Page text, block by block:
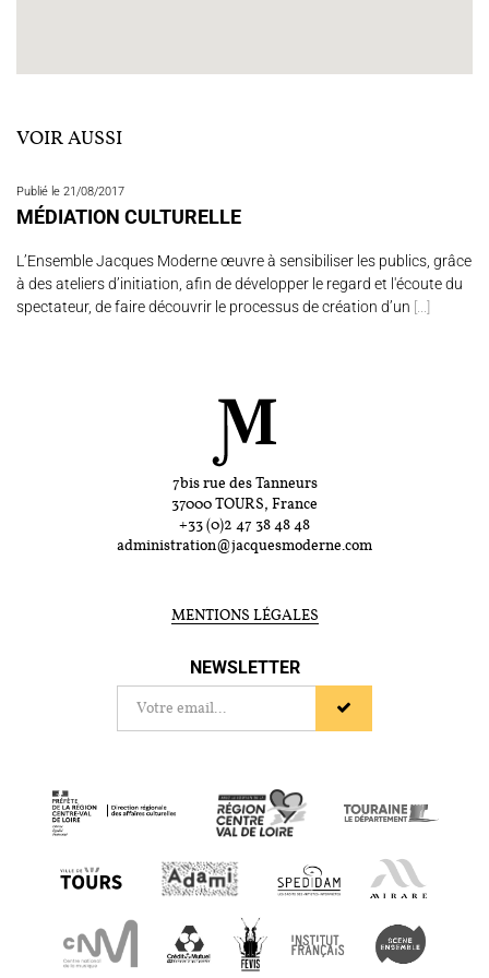
VOIR AUSSI
Publié le 21/08/2017
MÉDIATION CULTURELLE
L’Ensemble Jacques Moderne œuvre à sensibiliser les publics, grâce
à des ateliers d’initiation, afin de développer le regard et l'écoute du
spectateur, de faire découvrir le processus de création d’un [...]
7bis rue des Tanneurs
37000 TOURS, France
+33 (0)2 47 38 48 48
administration@jacquesmoderne.com
MENTIONS LÉGALES
NEWSLETTER